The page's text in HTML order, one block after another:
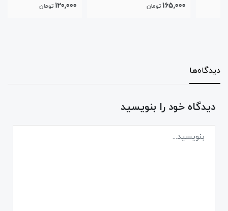
تومان تومان
دیدگاه‌ها
دیدگاه خود را بنویسید